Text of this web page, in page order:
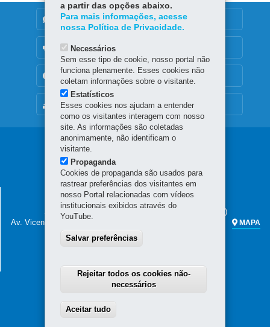
MAPA DO SITE
DENUNCIE CORRUPÇÃO
OUVIDORIA
TRANSPARÊNCIA INSTITUCIONAL
Navegação
principal
SECRETARIA DA FAZENDA
Sede administrativa (não há atendimento ao público)
Av. Vicente Machado, 445 - Centro
MAPA
Atendimento telefônico das 7h às 19h
0800 041 1528(apenas fixo)
a partir das opções abaixo.
Para mais informações, acesse
nossa Política de Privacidade.
Necessários
Sem esse tipo de cookie, nosso portal não
funciona plenamente. Esses cookies não
coletam informações sobre o visitante.
Estatísticos
Esses cookies nos ajudam a entender
como os visitantes interagem com nosso
site. As informações são coletadas
anonimamente, não identificam o
visitante.
Propaganda
Cookies de propaganda são usados para
rastrear preferências dos visitantes em
nosso Portal relacionadas com vídeos
institucionais exibidos através do
YouTube.
Salvar preferências
Rejeitar todos os cookies não-
necessários
Aceitar tudo